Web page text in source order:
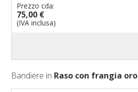
Prezzo cda:
75,00 €
(IVA inclusa)
Bandiere in Raso con frangia oro